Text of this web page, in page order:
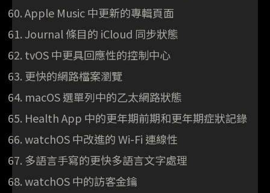
Apple Music 中更新的專輯頁面
Journal 條目的 iCloud 同步狀態
tvOS 中更具回應性的控制中心
更快的網路檔案瀏覽
macOS 選單列中的乙太網路狀態
Health App 中的更年期前期和更年期症狀記錄
watchOS 中改進的 Wi-Fi 連線性
多語言手寫的更快多語言文字處理
watchOS 中的訪客金鑰